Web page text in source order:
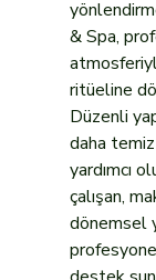
& Spa,
ritüeline
Düzenli
daha
yardımcı
çalışan,
dönemsel